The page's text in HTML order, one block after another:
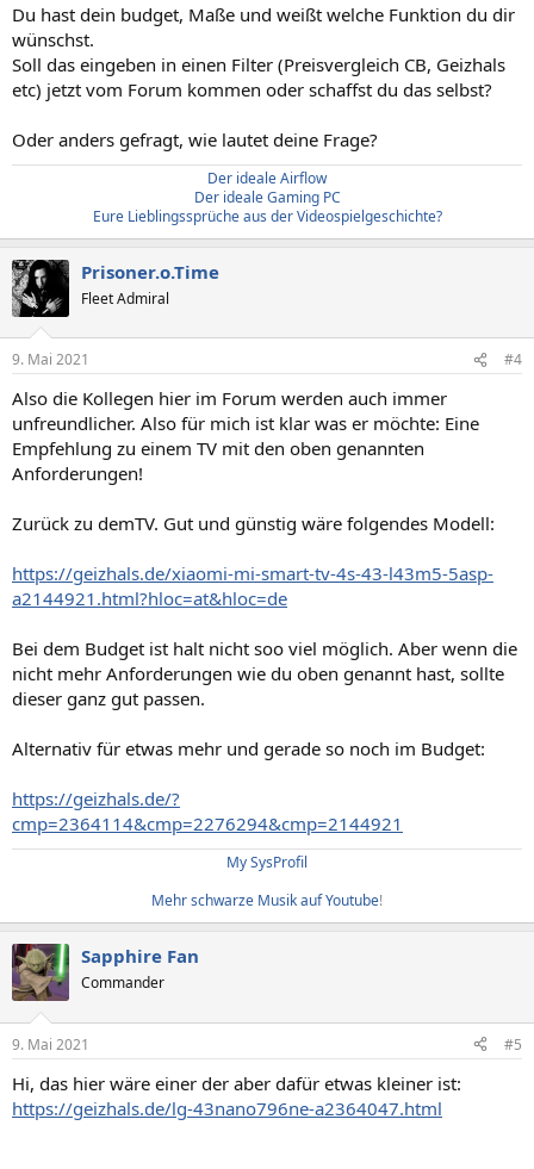
Du hast dein budget, Maße und weißt welche Funktion du dir
wünschst.
Soll das eingeben in einen Filter (Preisvergleich CB, Geizhals
etc) jetzt vom Forum kommen oder schaffst du das selbst?
Oder anders gefragt, wie lautet deine Frage?
Der ideale Airflow
Der ideale Gaming PC
Eure Lieblingssprüche aus der Videospielgeschichte?
Prisoner.o.Time
Fleet Admiral
9. Mai 2021 #4
Also die Kollegen hier im Forum werden auch immer
unfreundlicher. Also für mich ist klar was er möchte: Eine
Empfehlung zu einem TV mit den oben genannten
Anforderungen!
Zurück zu demTV. Gut und günstig wäre folgendes Modell:
https://geizhals.de/xiaomi-mi-smart-tv-4s-43-l43m5-5asp-
a2144921.html?hloc=at&hloc=de
Bei dem Budget ist halt nicht soo viel möglich. Aber wenn die
nicht mehr Anforderungen wie du oben genannt hast, sollte
dieser ganz gut passen.
Alternativ für etwas mehr und gerade so noch im Budget:
https://geizhals.de/?
cmp=2364114&cmp=2276294&cmp=2144921
My SysProfil
Mehr schwarze Musik auf Youtube!​
Sapphire Fan
Commander
9. Mai 2021 #5
Hi, das hier wäre einer der aber dafür etwas kleiner ist:
https://geizhals.de/lg-43nano796ne-a2364047.html